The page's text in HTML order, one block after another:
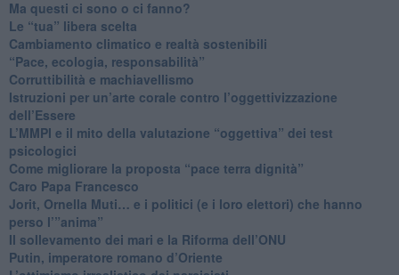
​Ma questi ci sono o ci fanno?
​Le “tua” libera scelta
Cambiamento climatico e realtà sostenibili
“Pace, ecologia, responsabilità”
​Corruttibilità e machiavellismo
Istruzioni per un’arte corale contro l’oggettivizzazione
dell’Essere
​L’MMPI e il mito della valutazione “oggettiva” dei test
psicologici
Come migliorare la proposta “pace terra dignità”
Caro Papa Francesco
​Jorit, Ornella Muti… e i politici (e i loro elettori) che hanno
perso l’”anima”
​Il sollevamento dei mari e la Riforma dell’ONU
Putin, imperatore romano d’Oriente